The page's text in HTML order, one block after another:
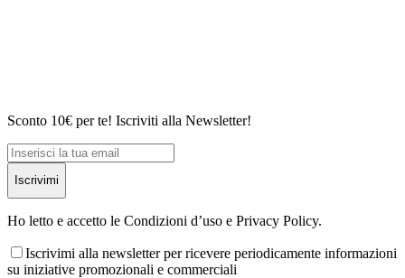
Sconto 10€ per te! Iscriviti alla Newsletter!
Iscrivimi
Ho letto e accetto le Condizioni d’uso e Privacy Policy.
Iscrivimi alla newsletter per ricevere periodicamente informazioni
su iniziative promozionali e commerciali